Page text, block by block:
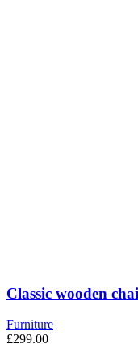
Classic wooden
Furniture
£299.00